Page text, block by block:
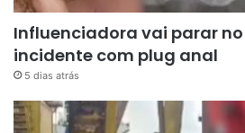
Influenciadora vai parar
incidente com plug anal
5 dias atrás